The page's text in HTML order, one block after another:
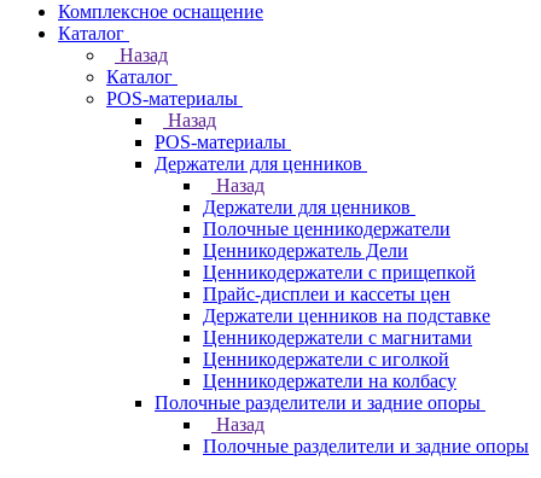
Комплексное оснащение
Каталог
Назад
Каталог
POS-материалы
Назад
POS-материалы
Держатели для ценников
Назад
Держатели для ценников
Полочные ценникодержатели
Ценникодержатель Дели
Ценникодержатели с прищепкой
Прайс-дисплеи и кассеты цен
Держатели ценников на подставке
Ценникодержатели с магнитами
Ценникодержатели с иголкой
Ценникодержатели на колбасу
Полочные разделители и задние опоры
Назад
Полочные разделители и задние опоры